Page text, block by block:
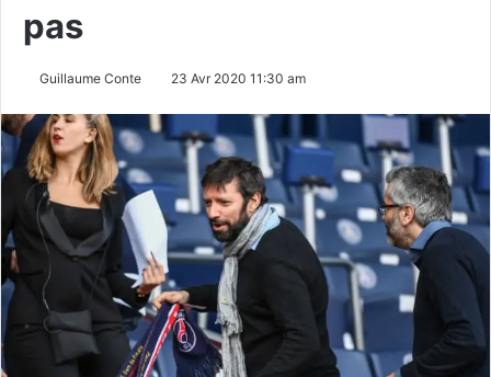
pas
Guillaume Conte 23 Avr 2020 11:30 am